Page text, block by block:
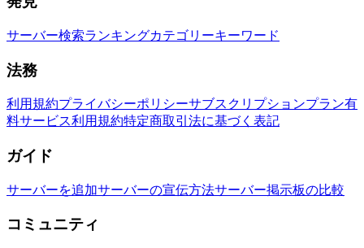
サーバー検索ランキングカテゴリーキーワード
法務
利用規約プライバシーポリシーサブスクリプションプラン有
料サービス利用規約特定商取引法に基づく表記
ガイド
サーバーを追加サーバーの宣伝方法サーバー掲示板の比較
コミュニティ